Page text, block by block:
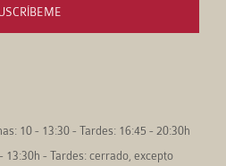
10 - 13:30 - Tardes: 16:45 - 20:30h
13:30h - Tardes: cerrado, excepto